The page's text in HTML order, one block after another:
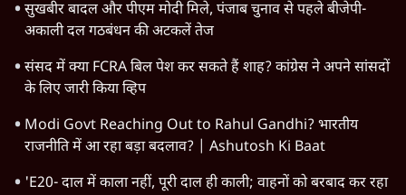
सुखबीर बादल और पीएम मोदी मिले, पंजाब चुनाव से पहले बीजेपी-
अकाली दल गठबंधन की अटकलें तेज
संसद में क्या FCRA बिल पेश कर सकते हैं शाह? कांग्रेस ने अपने सांसदों
के लिए जारी किया व्हिप
Modi Govt Reaching Out to Rahul Gandhi? भारतीय
राजनीति में आ रहा बड़ा बदलाव? | Ashutosh Ki Baat
'E20- दाल में काला नहीं, पूरी दाल ही काली; वाहनों को बरबाद कर रहा